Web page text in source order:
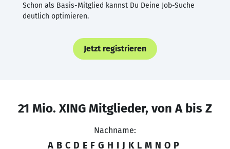
Schon als Basis-Mitglied kannst Du Deine Job-Suche
deutlich optimieren.
Jetzt registrieren
21 Mio. XING Mitglieder, von A bis Z
Nachname:
A B C D E F G H I J K L M N O P